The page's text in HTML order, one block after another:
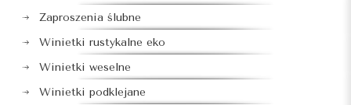
Zaproszenia ślubne
Winietki rustykalne eko
Winietki weselne
Winietki podklejane